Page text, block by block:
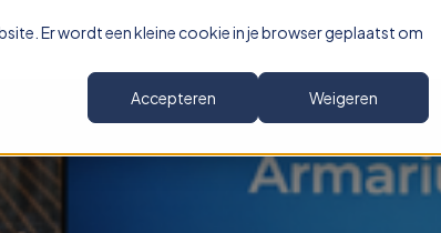
Er wordt een kleine cookie in je browser geplaatst om
Accepteren
Weigeren
van roladministratie